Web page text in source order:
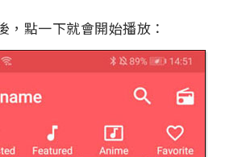
，點一下就會開始播放：